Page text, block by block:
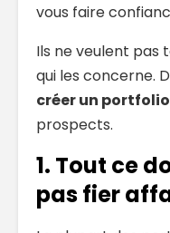
vous faire
Ils ne veulent pas
qui les concerne.
créer un portfolio
prospects.
1. Tout ce
pas fier